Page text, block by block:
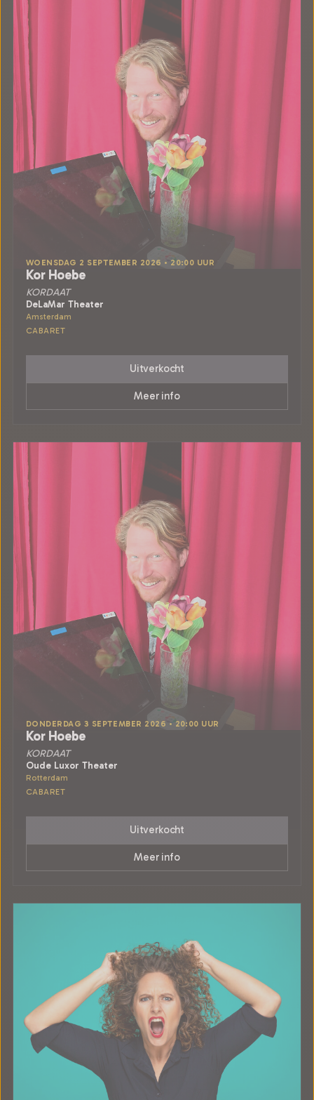
WOENSDAG 2 SEPTEMBER 2026 • 20:00 UUR
Kor Hoebe
KORDAAT
DeLaMar Theater
Amsterdam
CABARET
Uitverkocht
Meer info
DONDERDAG 3 SEPTEMBER 2026 • 20:00 UUR
Kor Hoebe
KORDAAT
Oude Luxor Theater
Rotterdam
CABARET
Uitverkocht
Meer info